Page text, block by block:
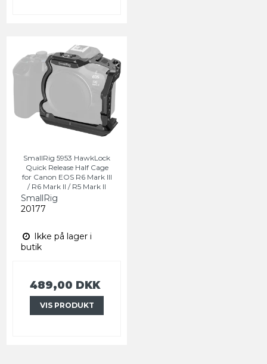
SmallRig 5953 HawkLock
Quick Release Half Cage
for Canon EOS R6 Mark III
/ R6 Mark II / R5 Mark II
SmallRig
20177
Ikke på lager i
butik
489,00 DKK
VIS PRODUKT